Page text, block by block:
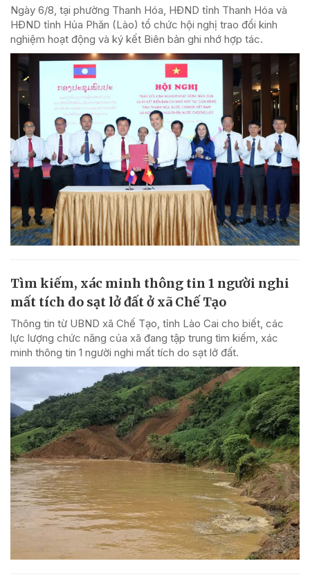
Ngày 6/8, tại phường Thanh Hóa, HĐND tỉnh Thanh Hóa và
HĐND tỉnh Hủa Phăn (Lào) tổ chức hội nghị trao đổi kinh
nghiệm hoạt động và ký kết Biên bản ghi nhớ hợp tác.
Tìm kiếm, xác minh thông tin 1 người nghi
mất tích do sạt lở đất ở xã Chế Tạo
Thông tin từ UBND xã Chế Tạo, tỉnh Lào Cai cho biết, các
lực lượng chức năng của xã đang tập trung tìm kiếm, xác
minh thông tin 1 người nghi mất tích do sạt lở đất.